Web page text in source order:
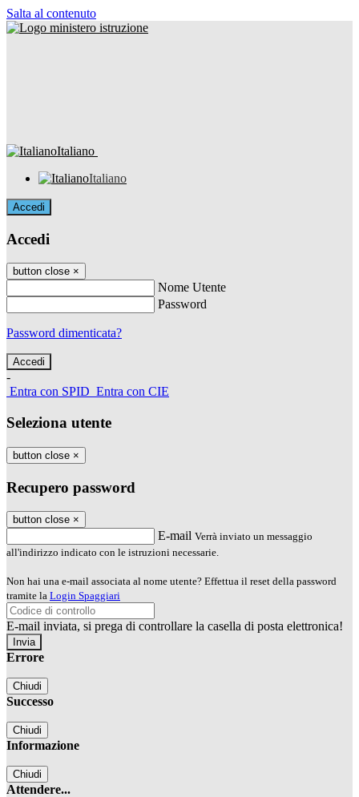
Salta al contenuto
Italiano
Italiano
Accedi
Accedi
button close ×
Nome Utente
Password
Password dimenticata?
-
Entra con SPID Entra con CIE
Seleziona utente
button close ×
Recupero password
button close ×
E-mail Verrà inviato un messaggio
all'indirizzo indicato con le istruzioni necessarie.
Non hai una e-mail associata al nome utente? Effettua il reset della password
tramite la Login Spaggiari
E-mail inviata, si prega di controllare la casella di posta elettronica!
Errore
Chiudi
Successo
Chiudi
Informazione
Chiudi
Attendere...